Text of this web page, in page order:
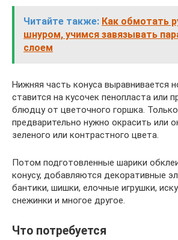
Читайте также: Как обмотать
шнуром, учимся завязывать
слоем
Нижняя часть конуса выравнивается
ставится на кусочек пенопласта или
блюдцу от цветочного горшка. Только
предварительно нужно окрасить или
зеленого или контрастного цвета.
Потом подготовленные шарики
конусу, добавляются декоративные
бантики, шишки, елочные игрушки,
снежинки и многое другое.
Что потребуется